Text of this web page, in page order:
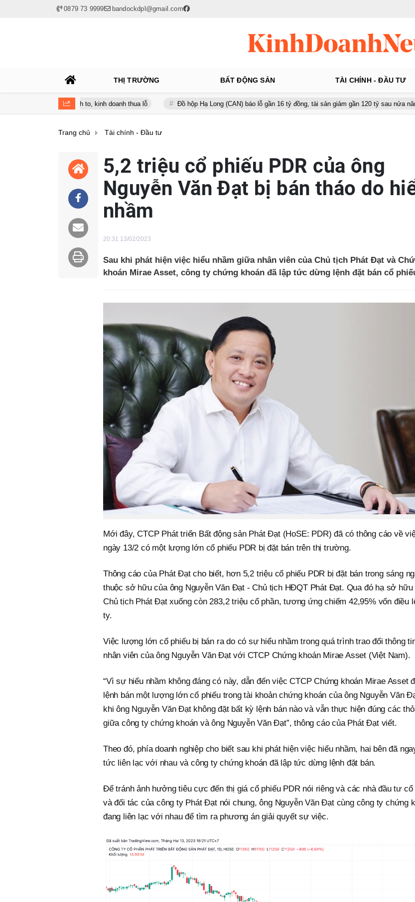
0879 73 9999 bandockdpl@gmail.com
THỊ TRƯỜNG BẤT ĐỘNG SẢN TÀI CHÍNH - ĐẦU TƯ
nợ vay phình to, kinh doanh thua lỗ Đồ hộp Hạ Long (CAN) báo lỗ gần 16 tỷ đồng, tài sản giảm gần 120 tỷ sau nửa năm
Trang chủ Tài chính - Đầu tư
5,2 triệu cổ phiếu PDR của ông
Nguyễn Văn Đạt bị bán tháo do
nhầm
20:31 13/02/2023
Sau khi phát hiện việc hiểu nhầm giữa nhân viên của Chủ tịch Phát Đạt và
khoán Mirae Asset, công ty chứng khoán đã lập tức dừng lệnh đặt bán cổ
Mới đây, CTCP Phát triển Bất động sản Phát Đạt (HoSE: PDR) đã có thông cáo về
ngày 13/2 có một lượng lớn cổ phiếu PDR bị đặt bán trên thị trường.
Thông cáo của Phát Đạt cho biết, hơn 5,2 triệu cổ phiếu PDR bị đặt bán trong sáng
thuộc sở hữu của ông Nguyễn Văn Đạt - Chủ tịch HĐQT Phát Đạt. Qua đó hạ sở hữu
Chủ tịch Phát Đạt xuống còn 283,2 triệu cổ phần, tương ứng chiếm 42,95% vốn điều
ty.
Việc lượng lớn cổ phiếu bị bán ra do có sự hiểu nhầm trong quá trình trao đổi thông
nhân viên của ông Nguyễn Văn Đạt với CTCP Chứng khoán Mirae Asset (Việt Nam).
“Vì sự hiểu nhầm không đáng có này, dẫn đến việc CTCP Chứng khoán Mirae Asset
lệnh bán một lượng lớn cổ phiếu trong tài khoản chứng khoán của ông Nguyễn Văn
khi ông Nguyễn Văn Đạt không đặt bất kỳ lệnh bán nào và vẫn thực hiện đúng các
giữa công ty chứng khoán và ông Nguyễn Văn Đạt”, thông cáo của Phát Đạt viết.
Theo đó, phía doanh nghiệp cho biết sau khi phát hiện việc hiểu nhầm, hai bên đã
tức liên lạc với nhau và công ty chứng khoán đã lập tức dừng lệnh đặt bán.
Để tránh ảnh hưởng tiêu cực đến thị giá cổ phiếu PDR nói riêng và các nhà đầu tư cổ
và đối tác của công ty Phát Đạt nói chung, ông Nguyễn Văn Đạt cùng công ty chứng
đang liên lạc với nhau để tìm ra phương án giải quyết sự việc.